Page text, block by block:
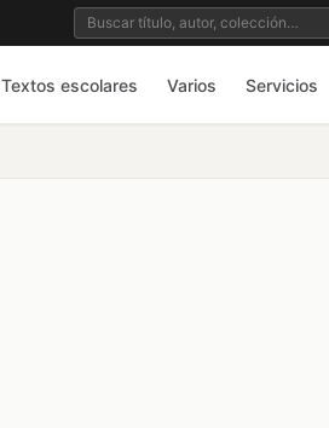
Textos escolares Varios Servicios